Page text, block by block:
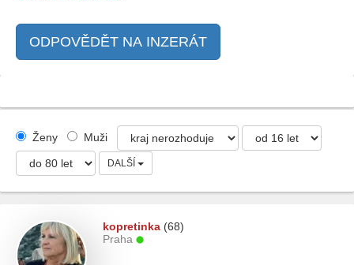
ODPOVĚDĚT NA INZERÁT
Ženy Muži
DALŠÍ
kopretinka (68)
Praha